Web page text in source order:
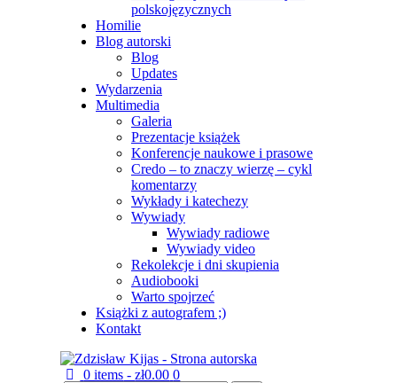
polskojęzycznych
Homilie
Blog autorski
Blog
Updates
Wydarzenia
Multimedia
Galeria
Prezentacje książek
Konferencje naukowe i prasowe
Credo – to znaczy wierzę – cykl
komentarzy
Wykłady i katechezy
Wywiady
Wywiady radiowe
Wywiady video
Rekolekcje i dni skupienia
Audiobooki
Warto spojrzeć
Książki z autografem ;)
Kontakt
0 items -zł0.00 0